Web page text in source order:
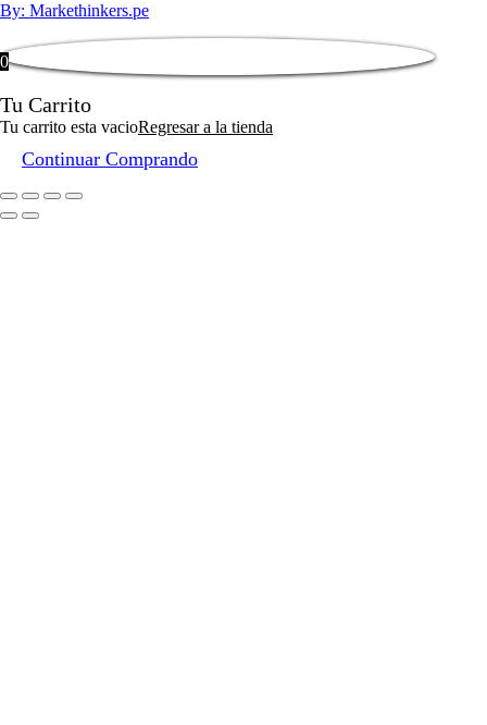
By: Markethinkers.pe
0
Tu Carrito
Tu carrito esta vacioRegresar a la tienda
Continuar Comprando